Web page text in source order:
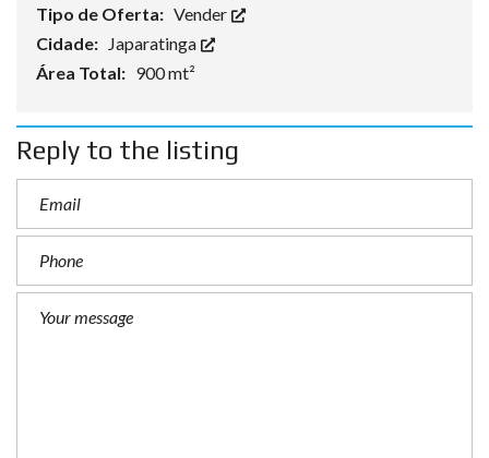
Tipo de Oferta: Vender
Cidade: Japaratinga
Área Total: 900 mt²
Reply to the listing